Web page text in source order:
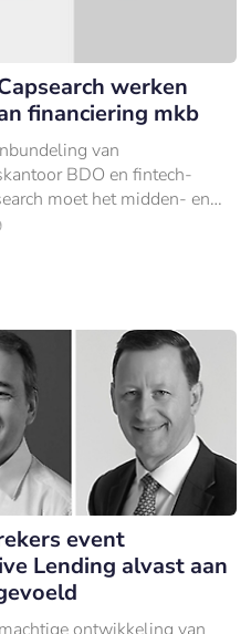
werken
financiering mkb
van
BDO en fintech-
moet het midden- en
en nieuwe vormen van
event
Lending alvast aan